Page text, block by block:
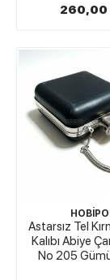
260,00
Astarsız Tel
Kalıbı Abiye
No 205